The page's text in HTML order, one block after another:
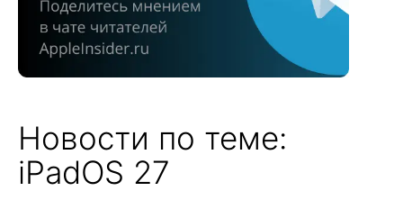
Новости по теме:
iPadOS 27